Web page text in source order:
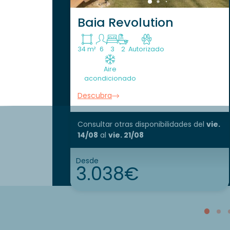
Baia Revolution
34 m² 6 3 2 Autorizado
Aire
acondicionado
Descubra
Consultar otras disponibilidades del vie.
14/08 al vie. 21/08
Desde
3.038€